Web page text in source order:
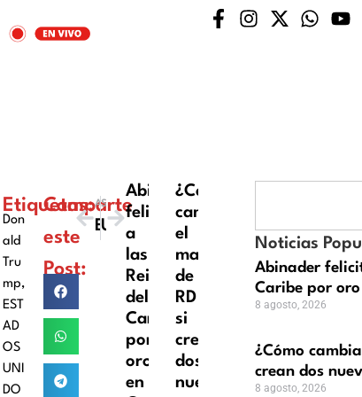
Etiquetas:
Don
ald
Tru
mp,
EST
AD
OS
UNI
DO
Comparte
este
Post:
ANTERIOR
Escándalo en la Eredivisie: Fortuna Sittard jugó con 12 futbolistas y anotó el gol del empate
SIGUIENTE
UCATECI – CONSTANZA RECIBE NUEVA COORDINADORA ACADÉMICA
Abinader
felicita
a
las
Reinas
del
Caribe
por
oro
en
¿Cómo
cambiaría
el
mapa
de
RD
si
crean
dos
nuevas
Noticias
Abinader
Caribe por
8 agosto, 2026
¿Cómo
crean dos
8 agosto, 2026